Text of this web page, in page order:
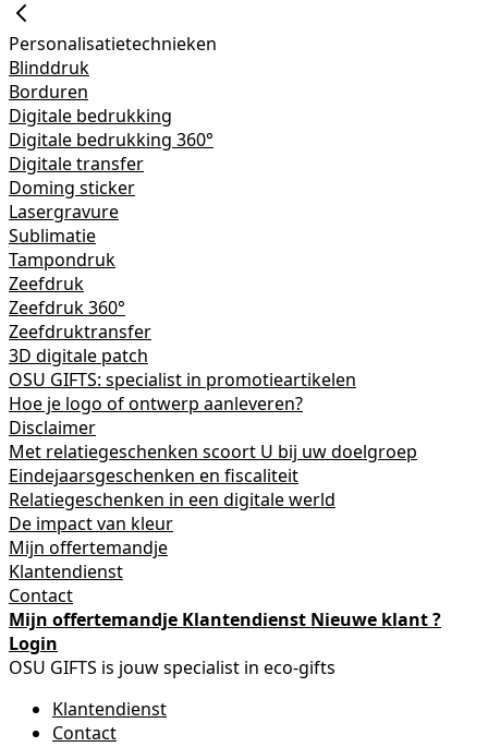
Personalisatietechnieken
Blinddruk
Borduren
Digitale bedrukking
Digitale bedrukking 360°
Digitale transfer
Doming sticker
Lasergravure
Sublimatie
Tampondruk
Zeefdruk
Zeefdruk 360°
Zeefdruktransfer
3D digitale patch
OSU GIFTS: specialist in promotieartikelen
Hoe je logo of ontwerp aanleveren?
Disclaimer
Met relatiegeschenken scoort U bij uw doelgroep
Eindejaarsgeschenken en fiscaliteit
Relatiegeschenken in een digitale werld
De impact van kleur
Mijn offertemandje
Klantendienst
Contact
Mijn offertemandje Klantendienst Nieuwe klant ?
Login
OSU GIFTS is jouw specialist in eco-gifts
Klantendienst
Contact